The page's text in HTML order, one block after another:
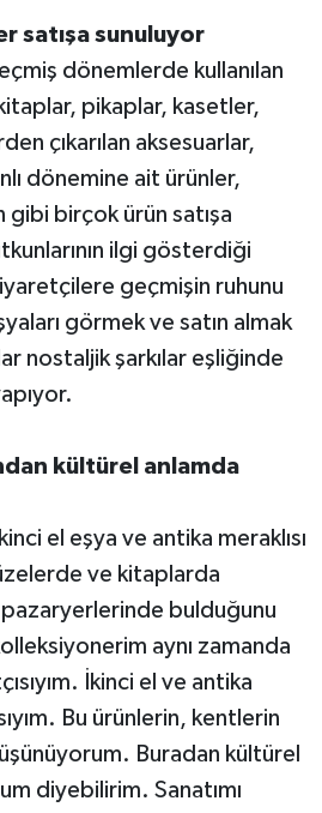
satışa sunuluyor
dönemlerde kullanılan
pikaplar, kasetler,
çıkarılan aksesuarlar,
dönemine ait ürünler,
birçok ürün satışa
ilgi gösterdiği
geçmişin ruhunu
görmek ve satın almak
nostaljik şarkılar eşliğinde
kültürel anlamda
el eşya ve antika meraklısı
ve kitaplarda
pazaryerlerinde bulduğunu
aynı zamanda
İkinci el ve antika
Bu ürünlerin, kentlerin
Buradan kültürel
diyebilirim. Sanatımı